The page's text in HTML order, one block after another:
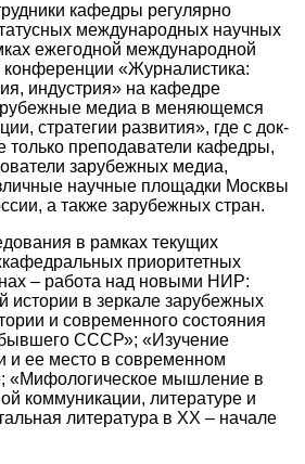
кафедры регулярно
международных научных
ежегодной международной
конференции «Журналис­тика:
индустрия» на кафедре
медиа в меняющемся
стратегии развития», где с док­
только преподаватели кафедры,
зарубежных медиа,
научные площадки Москвы
а также зарубежных стран.
в рамках текущих
приоритетных
– работа над новыми НИР:
истории в зеркале зарубежных
и современного состояния
бывшего СССР»; «Изучение
и ее место в современном
«Мифологическое мышление в
коммуникации, литературе и
литература в ХХ – начале